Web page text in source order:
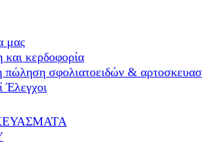
μας
και κερδοφορία
πώληση σφολιατοειδών &
Έλεγχοι